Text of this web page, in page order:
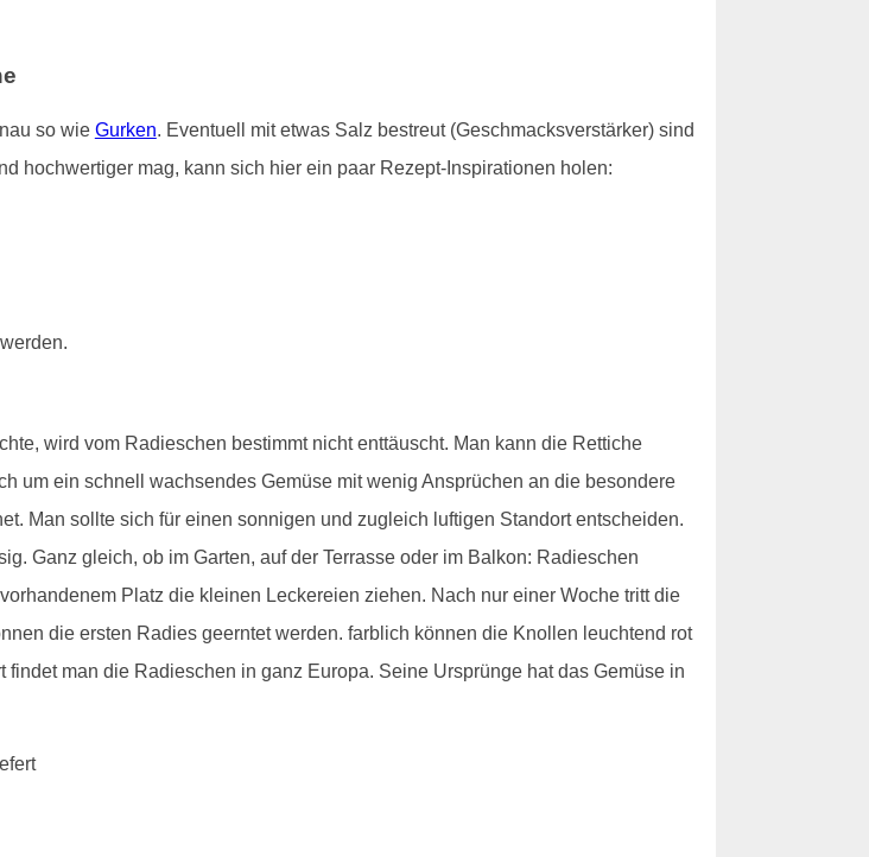
so wie Gurken. Eventuell mit etwas Salz bestreut (Geschmacksverstärker) sind
hochwertiger mag, kann sich hier ein paar Rezept-Inspirationen holen:
wird vom Radieschen bestimmt nicht enttäuscht. Man kann die Rettiche
um ein schnell wachsendes Gemüse mit wenig Ansprüchen an die besondere
Man sollte sich für einen sonnigen und zugleich luftigen Standort entscheiden.
Ganz gleich, ob im Garten, auf der Terrasse oder im Balkon: Radieschen
Platz die kleinen Leckereien ziehen. Nach nur einer Woche tritt die
die ersten Radies geerntet werden. farblich können die Knollen leuchtend rot
man die Radieschen in ganz Europa. Seine Ursprünge hat das Gemüse in